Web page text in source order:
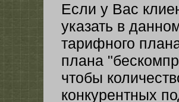
Если у Вас
указать в
тарифного
плана
чтобы
конкурентных